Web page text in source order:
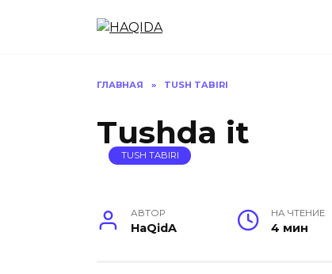
ГЛАВНАЯ » TUSH TABIRI
Tushda it
TUSH TABIRI
АВТОР
HaQidA
НА ЧТЕНИЕ
4 мин